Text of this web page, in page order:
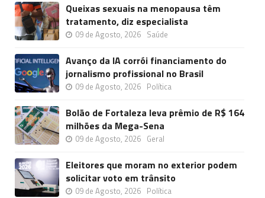
Queixas sexuais na menopausa têm
tratamento, diz especialista
09 de Agosto, 2026 Saúde
Avanço da IA corrói financiamento do
jornalismo profissional no Brasil
09 de Agosto, 2026 Política
Bolão de Fortaleza leva prêmio de R$ 164
milhões da Mega-Sena
09 de Agosto, 2026 Geral
Eleitores que moram no exterior podem
solicitar voto em trânsito
09 de Agosto, 2026 Política